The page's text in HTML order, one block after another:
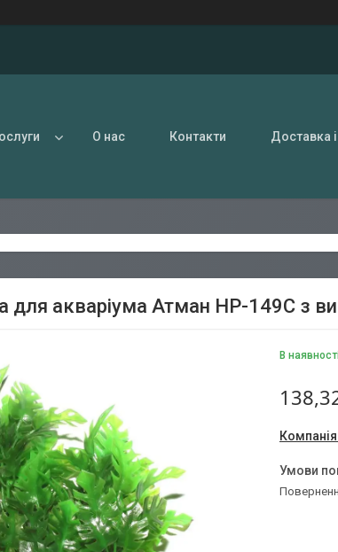
О нас Контакти Доставка
для акваріума Атман HP-149C з
В наявності